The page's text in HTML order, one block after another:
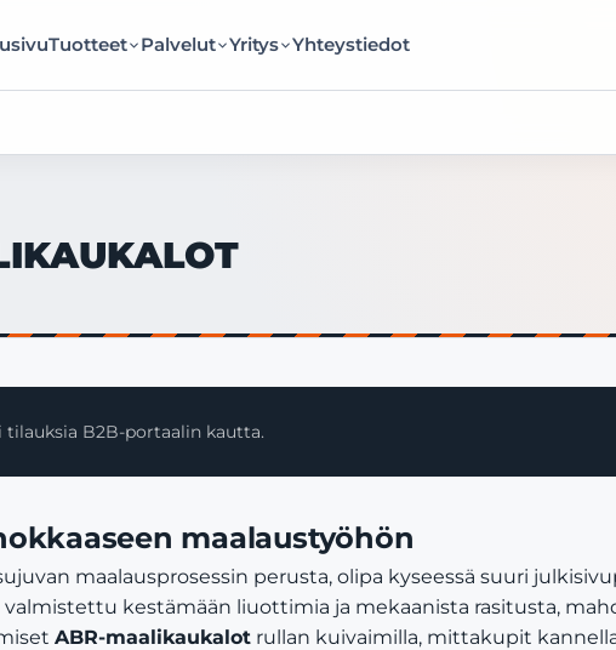
Tuotteet Palvelut Yritys Yhteystiedot
tilauksia B2B-portaalin kautta.
maalaustyöhön
maalausprosessin perusta, olipa kyseessä suuri
kestämään liuottimia ja mekaanista rasitusta,
ABR-maalikaukalot rullan kuivaimilla, mittakupit